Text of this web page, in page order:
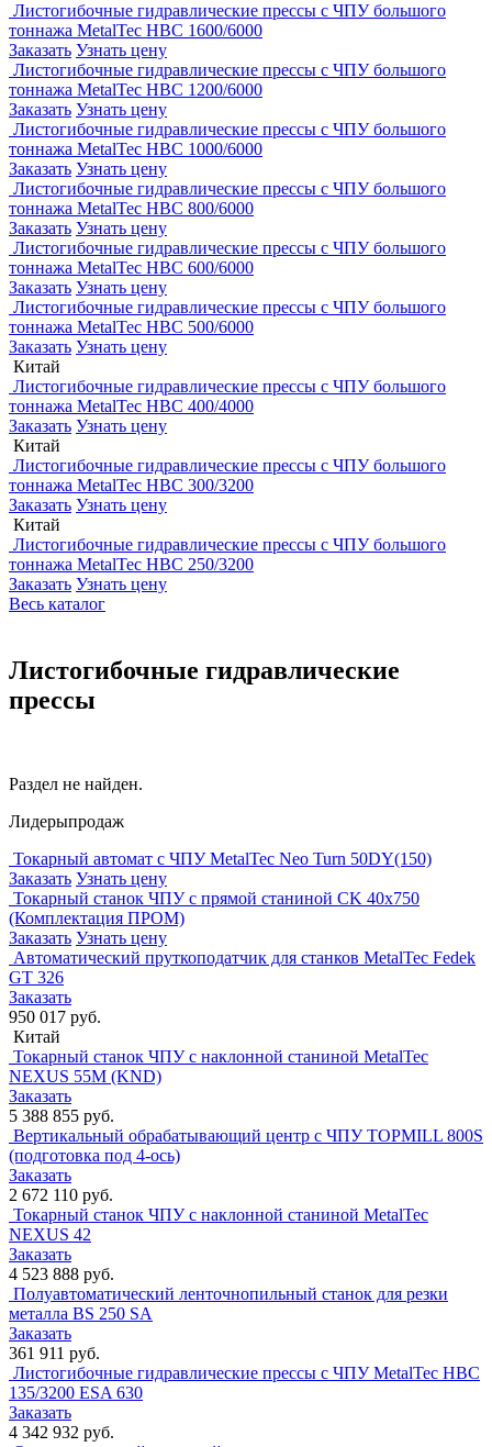
Листогибочные гидравлические прессы с ЧПУ большого
тоннажа MetalTec HBC 1600/6000
Заказать Узнать цену
Листогибочные гидравлические прессы с ЧПУ большого
тоннажа MetalTec HBC 1200/6000
Заказать Узнать цену
Листогибочные гидравлические прессы с ЧПУ большого
тоннажа MetalTec HBC 1000/6000
Заказать Узнать цену
Листогибочные гидравлические прессы с ЧПУ большого
тоннажа MetalTec HBC 800/6000
Заказать Узнать цену
Листогибочные гидравлические прессы с ЧПУ большого
тоннажа MetalTec HBC 600/6000
Заказать Узнать цену
Листогибочные гидравлические прессы с ЧПУ большого
тоннажа MetalTec HBC 500/6000
Заказать Узнать цену
Китай
Листогибочные гидравлические прессы с ЧПУ большого
тоннажа MetalTec HBC 400/4000
Заказать Узнать цену
Китай
Листогибочные гидравлические прессы с ЧПУ большого
тоннажа MetalTec HBC 300/3200
Заказать Узнать цену
Китай
Листогибочные гидравлические прессы с ЧПУ большого
тоннажа MetalTec HBC 250/3200
Заказать Узнать цену
Весь каталог
Листогибочные гидравлические
прессы
Раздел не найден.
Лидерыпродаж
Токарный автомат с ЧПУ MetalTec Neo Turn 50DY(150)
Заказать Узнать цену
Токарный станок ЧПУ с прямой станиной CK 40x750
(Комплектация ПРОМ)
Заказать Узнать цену
Автоматический пруткоподатчик для станков MetalTec Fedek
GT 326
Заказать
950 017 руб.
Китай
Токарный станок ЧПУ с наклонной станиной MetalTec
NEXUS 55M (KND)
Заказать
5 388 855 руб.
Вертикальный обрабатывающий центр с ЧПУ TOPMILL 800S
(подготовка под 4-ось)
Заказать
2 672 110 руб.
Токарный станок ЧПУ с наклонной станиной MetalTec
NEXUS 42
Заказать
4 523 888 руб.
Полуавтоматический ленточнопильный станок для резки
металла BS 250 SA
Заказать
361 911 руб.
Листогибочные гидравлические прессы с ЧПУ MetalTec HBC
135/3200 ESA 630
Заказать
4 342 932 руб.